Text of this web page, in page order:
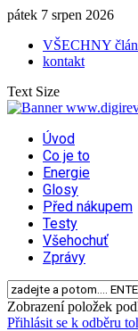
pátek 7 srpen 2026
VŠECHNY
kontakt
Text Size
Úvod
Co je to
Energie
Glosy
Před nákupem
Testy
Všehochuť
Zprávy
Zobrazení položek
Přihlásit se k odběru